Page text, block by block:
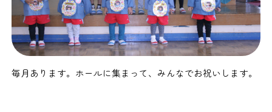
毎月あります。ホールに集まって、みんなでお祝いします。